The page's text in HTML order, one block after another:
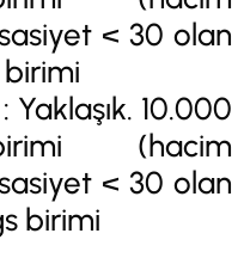
< 30 olan
Yaklaşık. 10.000
(hacim
< 30 olan
birimi